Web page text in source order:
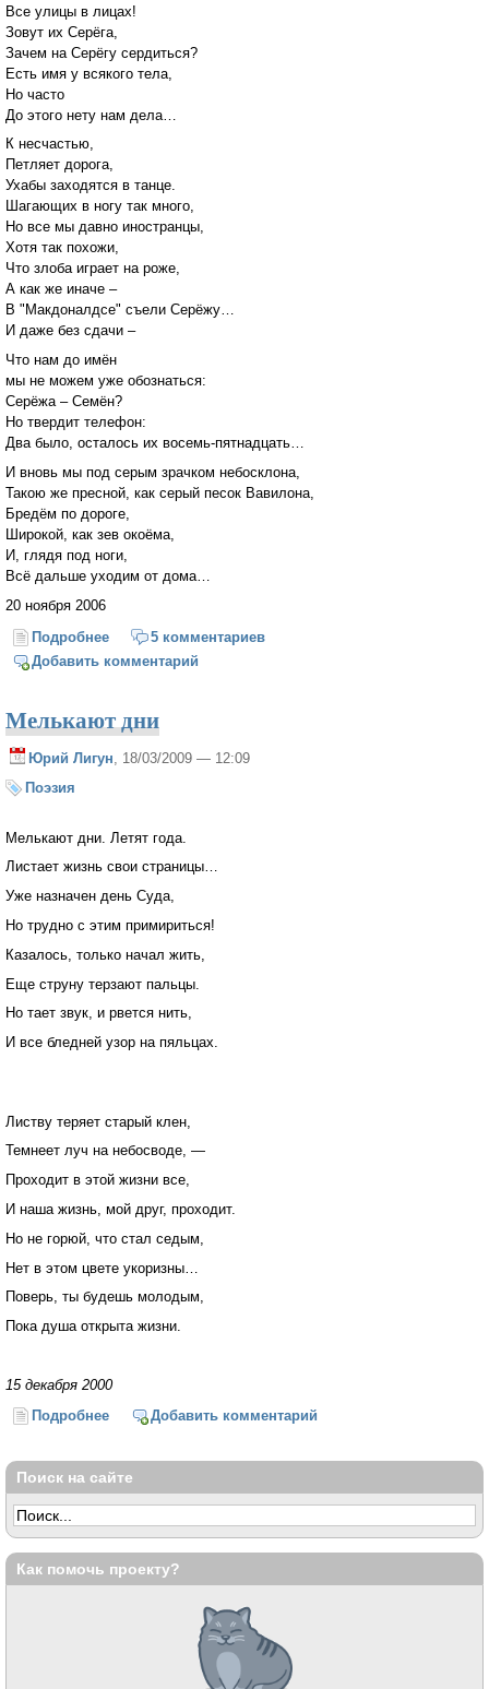
Все улицы в лицах!
Зовут их Серёга,
Зачем на Серёгу сердиться?
Есть имя у всякого тела,
Но часто
До этого нету нам дела…
К несчастью,
Петляет дорога,
Ухабы заходятся в танце.
Шагающих в ногу так много,
Но все мы давно иностранцы,
Хотя так похожи,
Что злоба играет на роже,
А как же иначе –
В "Макдоналдсе" съели Серёжу…
И даже без сдачи –
Что нам до имён
мы не можем уже обознаться:
Серёжа – Семён?
Но твердит телефон:
Два было, осталось их восемь-пятнадцать…
И вновь мы под серым зрачком небосклона,
Такою же пресной, как серый песок Вавилона,
Бредём по дороге,
Широкой, как зев окоёма,
И, глядя под ноги,
Всё дальше уходим от дома…
20 ноября 2006
Подробнее о Широкий путь
5 комментариев
Добавить комментарий
Мелькают дни
Юрий Лигун, 18/03/2009 — 12:09
Поэзия
Мелькают дни. Летят года.
Листает жизнь свои страницы…
Уже назначен день Суда,
Но трудно с этим примириться!
Казалось, только начал жить,
Еще струну терзают пальцы.
Но тает звук, и рвется нить,
И все бледней узор на пяльцах.
Листву теряет старый клен,
Темнеет луч на небосводе, —
Проходит в этой жизни все,
И наша жизнь, мой друг, проходит.
Но не горюй, что стал седым,
Нет в этом цвете укоризны…
Поверь, ты будешь молодым,
Пока душа открыта жизни.
15 декабря 2000
Подробнее о Мелькают дни
Добавить комментарий
Поиск на сайте
Как помочь проекту?